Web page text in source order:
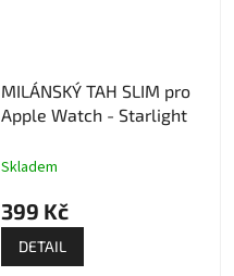
MILÁNSKÝ TAH SLIM pro
Apple Watch - Starlight
Skladem
399 Kč
DETAIL